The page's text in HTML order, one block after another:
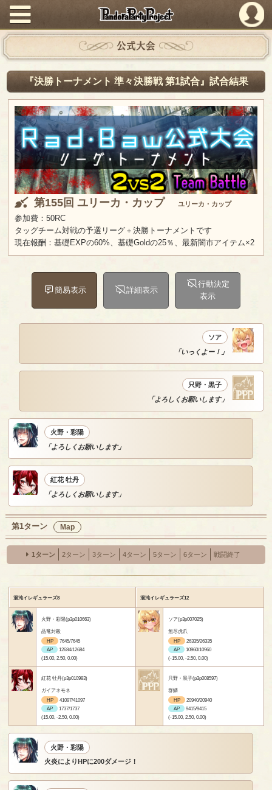
PandoraPartyProject
公式大会
『決勝トーナメント 準々決勝戦 第1試合』試合結果
第155回 ユリーカ・カップ ユリーカ・カップ
参加費：50RC
タッグチーム対戦の予選リーグ＋決勝トーナメントです
現在報酬：基礎EXPの60%、基礎Goldの25％、最新闇市アイテム×2
簡易表示 詳細表示
行動決定
表示
ソア
「いっくよー！」
只野・黒子
「よろしくお願いします」
火野・彩陽
「よろしくお願いします」
紅花 牡丹
「よろしくお願いします」
第1ターン Map
1ターン 2ターン 3ターン 4ターン 5ターン 6ターン 戦闘終了
混沌イレギュラーズ8 混沌イレギュラーズ12
火野・彩陽(p3p010663)
晶竜封殺
HP
7645/7645
AP
12684/12684
(15.00, 2.50, 0.00)
ソア(p3p007025)
無尽虎爪
HP
26335/26335
AP
10960/10960
(-15.00, -2.50, 0.00)
紅花 牡丹(p3p010983)
ガイアネモネ
HP
41097/41097
AP
1737/1737
(15.00, -2.50, 0.00)
只野・黒子(p3p008597)
群鱗
HP
20940/20940
AP
9415/9415
(-15.00, 2.50, 0.00)
火野・彩陽
火炎によりHPに200ダメージ！